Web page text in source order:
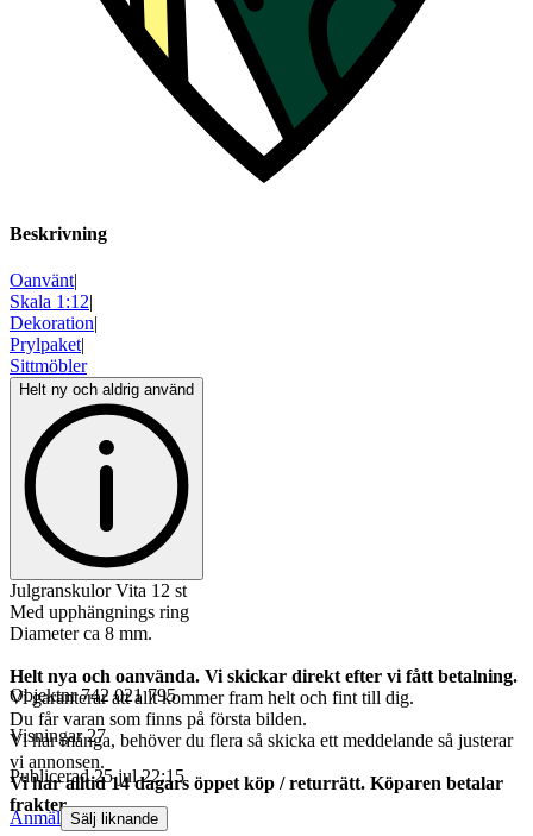
Beskrivning
Oanvänt|
Skala 1:12|
Dekoration|
Prylpaket|
Sittmöbler
Helt ny och aldrig använd
Julgranskulor Vita 12 st
Med upphängnings ring
Diameter ca 8 mm.
Helt nya och oanvända. Vi skickar direkt efter vi fått betalning.
Vi garanterar att allt kommer fram helt och fint till dig.
Du får varan som finns på första bilden.
Vi har många, behöver du flera så skicka ett meddelande så justerar
vi annonsen.
Vi har alltid 14 dagars öppet köp / returrätt. Köparen betalar
frakter.
Objektnr 742 021 795
Visningar 27
Publicerad 25 jul 22:15
Anmäl Sälj liknande